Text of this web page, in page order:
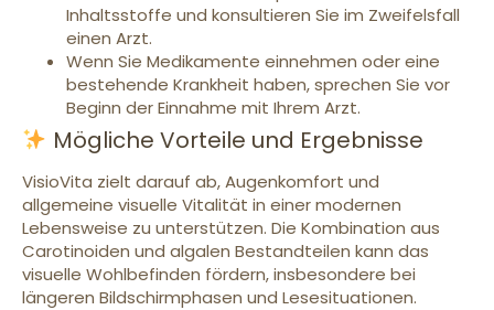
Inhaltsstoffe und konsultieren Sie im Zweifelsfall
einen Arzt.
Wenn Sie Medikamente einnehmen oder eine
bestehende Krankheit haben, sprechen Sie vor
Beginn der Einnahme mit Ihrem Arzt.
Mögliche Vorteile und Ergebnisse
VisioVita zielt darauf ab, Augenkomfort und
allgemeine visuelle Vitalität in einer modernen
Lebensweise zu unterstützen. Die Kombination aus
Carotinoiden und algalen Bestandteilen kann das
visuelle Wohlbefinden fördern, insbesondere bei
längeren Bildschirmphasen und Lesesituationen.